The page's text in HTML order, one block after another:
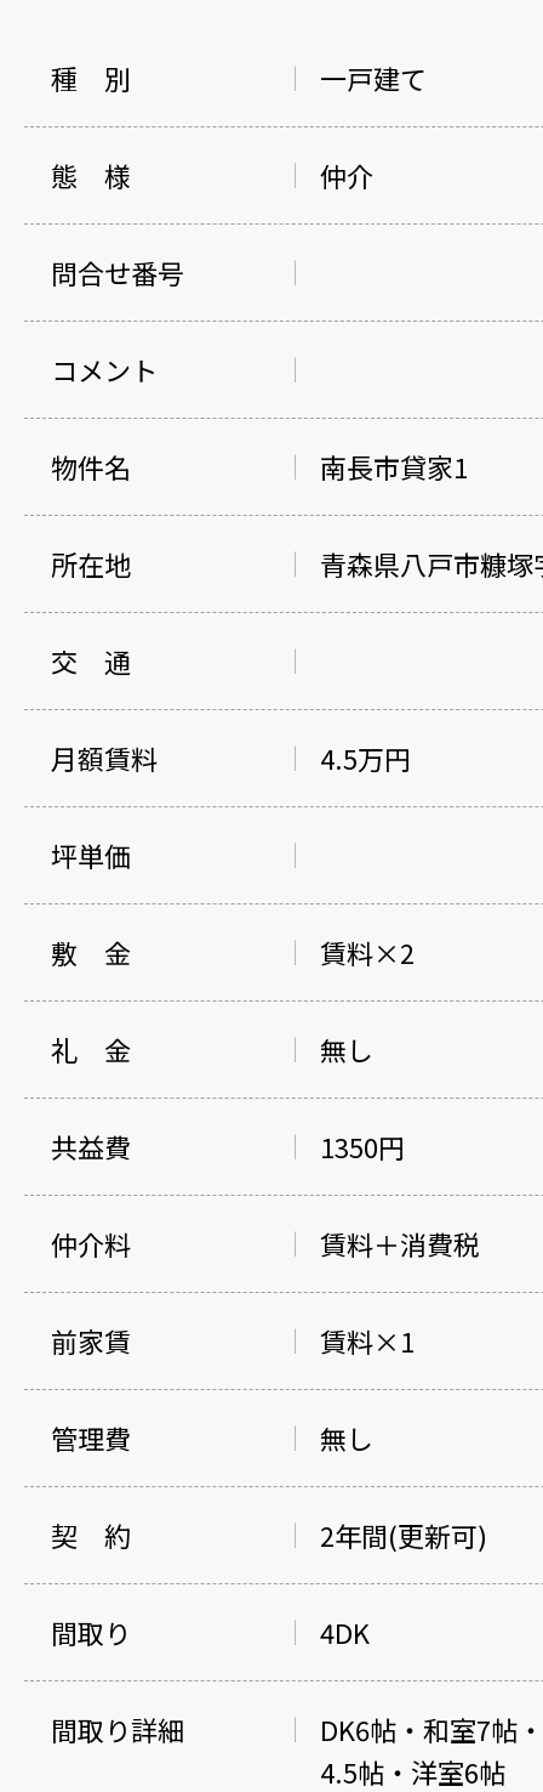
種 別 一戸建て
態 様 仲介
問合せ番号
コメント
物件名 南長市貸家1
所在地 青森県八戸市糠
交 通
月額賃料 4.5万円
坪単価
敷 金 賃料×2
礼 金 無し
共益費 1350円
仲介料 賃料＋消費税
前家賃 賃料×1
管理費 無し
契 約 2年間(更新可)
間取り 4DK
間取り詳細
DK6帖・和室7帖
4.5帖・洋室6帖